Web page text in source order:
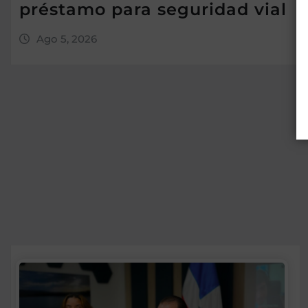
préstamo para seguridad vial
Ago 5, 2026